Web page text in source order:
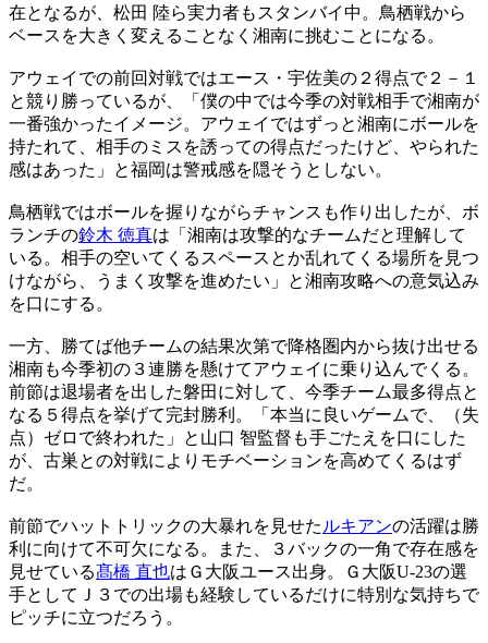
在となるが、松田 陸ら実力者もスタンバイ中。鳥栖戦から
ベースを大きく変えることなく湘南に挑むことになる。
アウェイでの前回対戦ではエース・宇佐美の２得点で２－１
と競り勝っているが、「僕の中では今季の対戦相手で湘南が
一番強かったイメージ。アウェイではずっと湘南にボールを
持たれて、相手のミスを誘っての得点だったけど、やられた
感はあった」と福岡は警戒感を隠そうとしない。
鳥栖戦ではボールを握りながらチャンスも作り出したが、ボ
ランチの鈴木 徳真は「湘南は攻撃的なチームだと理解して
いる。相手の空いてくるスペースとか乱れてくる場所を見つ
けながら、うまく攻撃を進めたい」と湘南攻略への意気込み
を口にする。
一方、勝てば他チームの結果次第で降格圏内から抜け出せる
湘南も今季初の３連勝を懸けてアウェイに乗り込んでくる。
前節は退場者を出した磐田に対して、今季チーム最多得点と
なる５得点を挙げて完封勝利。「本当に良いゲームで、（失
点）ゼロで終われた」と山口 智監督も手ごたえを口にした
が、古巣との対戦によりモチベーションを高めてくるはず
だ。
前節でハットトリックの大暴れを見せた ルキアンの活躍は勝
利に向けて不可欠になる。また、３バックの一角で存在感を
見せている髙橋 直也はＧ大阪ユース出身。Ｇ大阪U-23の選
手としてＪ３での出場も経験しているだけに特別な気持ちで
ピッチに立つだろう。